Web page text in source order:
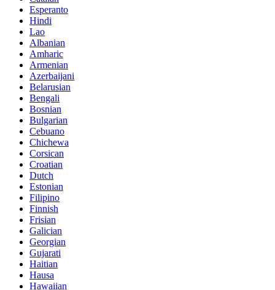
Esperanto
Hindi
Lao
Albanian
Amharic
Armenian
Azerbaijani
Belarusian
Bengali
Bosnian
Bulgarian
Cebuano
Chichewa
Corsican
Croatian
Dutch
Estonian
Filipino
Finnish
Frisian
Galician
Georgian
Gujarati
Haitian
Hausa
Hawaiian